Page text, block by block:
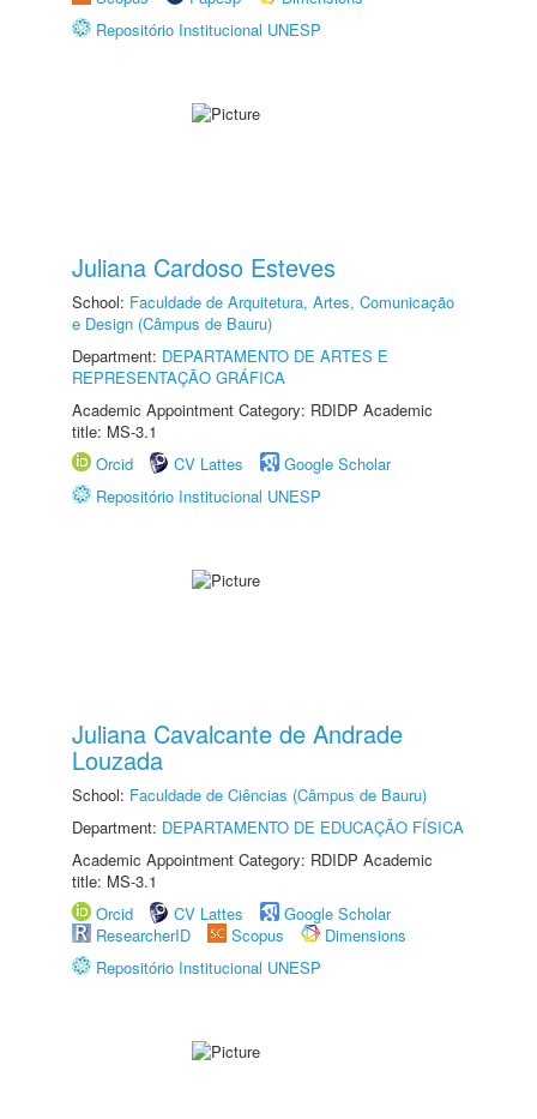
Repositório Institucional UNESP
Juliana Cardoso Esteves
School: Faculdade de Arquitetura, Artes, Comunicação
e Design (Câmpus de Bauru)
Department: DEPARTAMENTO DE ARTES E
REPRESENTAÇÃO GRÁFICA
Academic Appointment Category: RDIDP Academic
title: MS-3.1
Orcid
CV Lattes
Google Scholar
Repositório Institucional UNESP
Juliana Cavalcante de Andrade
Louzada
School: Faculdade de Ciências (Câmpus de Bauru)
Department: DEPARTAMENTO DE EDUCAÇÃO FÍSICA
Academic Appointment Category: RDIDP Academic
title: MS-3.1
Orcid
CV Lattes
Google Scholar
ResearcherID
Scopus
Dimensions
Repositório Institucional UNESP